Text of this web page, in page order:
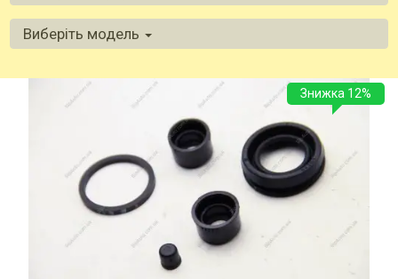
Виберіть модель
Знижка 12%